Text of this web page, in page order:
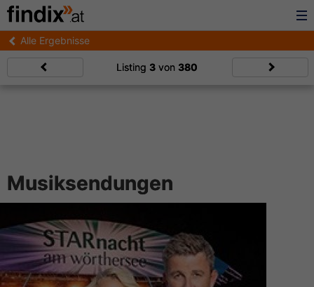
Alle Ergebnisse
Listing 3 von 380
Musiksendungen